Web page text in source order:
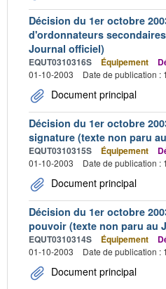
Décision du 1er octobre
d'ordonnateurs
Journal officiel)
EQUT0310316S Équipement
01-10-2003
Date de publication :
Document principal
Décision du 1er octobre
signature (texte non paru
EQUT0310315S Équipement
01-10-2003
Date de publication :
Document principal
Décision du 1er octobre
pouvoir (texte non paru au
EQUT0310314S Équipement
01-10-2003
Date de publication :
Document principal